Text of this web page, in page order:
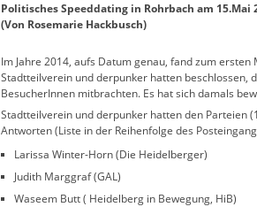
Politisches Speeddating in Rohrbach am 15.Mai
(Von Rosemarie Hackbusch)
Im Jahre 2014, aufs Datum genau, fand zum
Stadtteilverein und derpunker hatten beschlossen,
BesucherInnen mitbrachten. Es hat sich damals
Stadtteilverein und derpunker hatten den Parteien
Antworten (Liste in der Reihenfolge des
Larissa Winter-Horn (Die Heidelberger)
Judith Marggraf (GAL)
Waseem Butt ( Heidelberg in Bewegung, HiB)